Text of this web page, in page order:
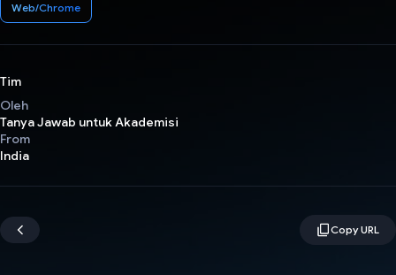
Web/Chrome
Tim
Oleh
Tanya Jawab untuk Akademisi
From
India